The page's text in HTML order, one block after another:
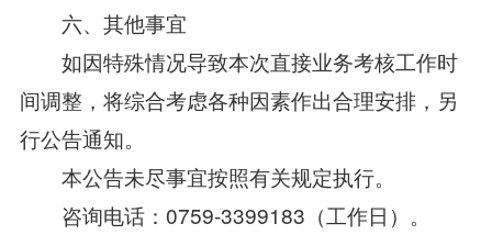
六、其他事宜
如因特殊情况导致本次直接业务考核工作时
间调整，将综合考虑各种因素作出合理安排，另
行公告通知。
本公告未尽事宜按照有关规定执行。
咨询电话：0759-3399183（工作日）。